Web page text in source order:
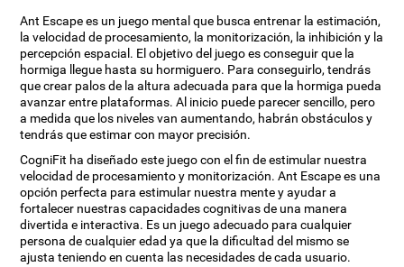
Ant Escape es un juego mental que busca entrenar la estimación,
la velocidad de procesamiento, la monitorización, la inhibición y la
percepción espacial. El objetivo del juego es conseguir que la
hormiga llegue hasta su hormiguero. Para conseguirlo, tendrás
que crear palos de la altura adecuada para que la hormiga pueda
avanzar entre plataformas. Al inicio puede parecer sencillo, pero
a medida que los niveles van aumentando, habrán obstáculos y
tendrás que estimar con mayor precisión.
CogniFit ha diseñado este juego con el fin de estimular nuestra
velocidad de procesamiento y monitorización. Ant Escape es una
opción perfecta para estimular nuestra mente y ayudar a
fortalecer nuestras capacidades cognitivas de una manera
divertida e interactiva. Es un juego adecuado para cualquier
persona de cualquier edad ya que la dificultad del mismo se
ajusta teniendo en cuenta las necesidades de cada usuario.